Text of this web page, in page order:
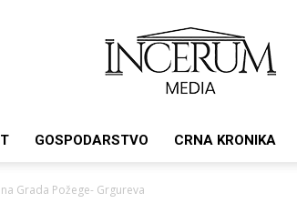
GOSPODARSTVO CRNA KRONIKA
Grada Požege- Grgureva